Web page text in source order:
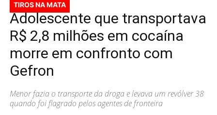
TIROS NA MATA
Adolescente que transportava
R$ 2,8 milhões em cocaína
morre em confronto com
Gefron
Menor fazia o transporte da droga e levava um revólver 38
quando foi flagrado pelos agentes de fronteira